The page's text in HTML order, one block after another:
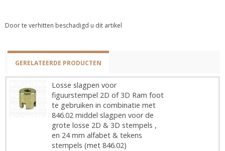
Door te verhitten beschadigd u dit artikel
GERELATEERDE PRODUCTEN
Losse slagpen voor
figuurstempel 2D of 3D Ram foot
te gebruiken in combinatie met
846.02 middel slagpen voor de
grote losse 2D & 3D stempels ,
en 24 mm alfabet & tekens
stempels (met 846.02)